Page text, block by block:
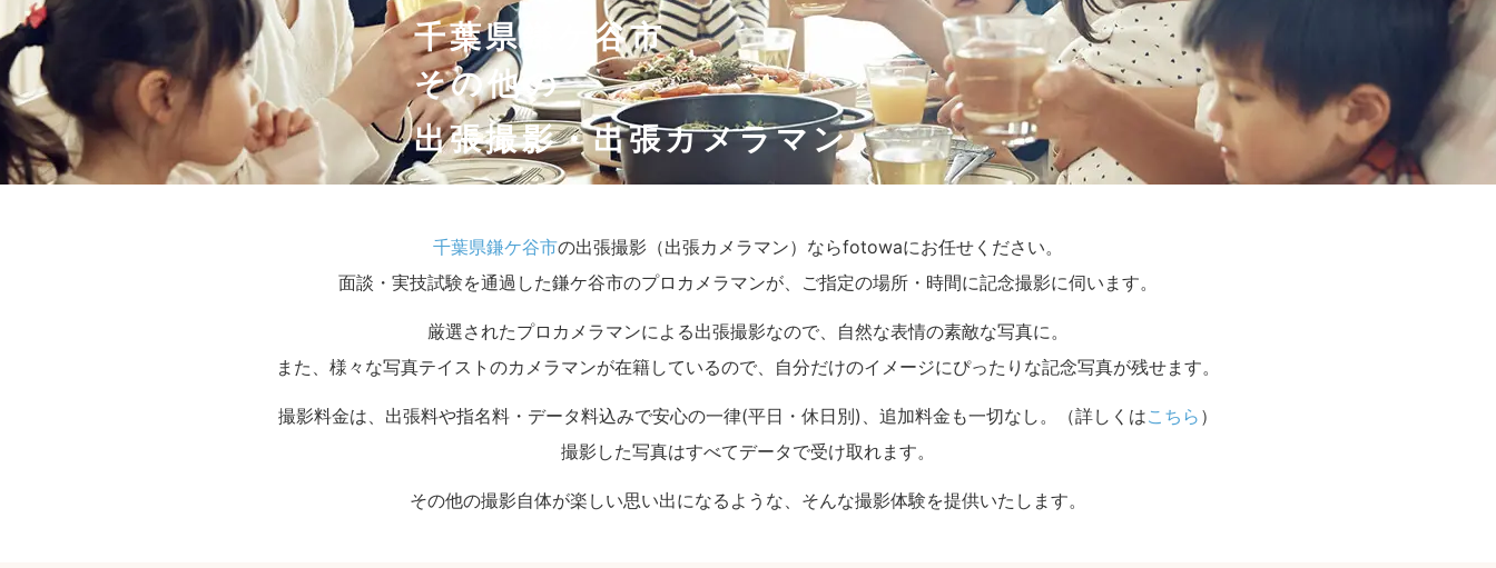
千葉県鎌ケ谷市
その他の
出張撮影・出張カメラマン
千葉県鎌ケ谷市の出張撮影（出張カメラマン）ならfotowaにお任せください。
面談・実技試験を通過した鎌ケ谷市のプロカメラマンが、ご指定の場所・時間に記念撮影に伺います。
厳選されたプロカメラマンによる出張撮影なので、自然な表情の素敵な写真に。
また、様々な写真テイストのカメラマンが在籍しているので、自分だけのイメージにぴったりな記念写真が残せます。
撮影料金は、出張料や指名料・データ料込みで安心の一律(平日・休日別)、追加料金も一切なし。（詳しくはこちら ）
撮影した写真はすべてデータで受け取れます。
その他の撮影自体が楽しい思い出になるような、そんな撮影体験を提供いたします。